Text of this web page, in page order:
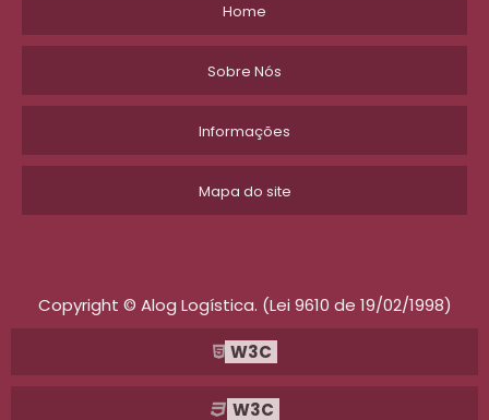
Home
Sobre Nós
Informações
Mapa do site
Copyright © Alog Logística. (Lei 9610 de 19/02/1998)
W3C
W3C